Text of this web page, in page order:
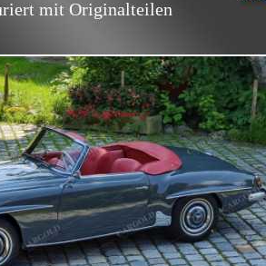
mit Originalteilen